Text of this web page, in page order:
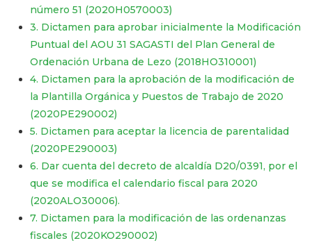
número 51 (2020H0570003)
3. Dictamen para aprobar inicialmente la Modificación
Puntual del AOU 31 SAGASTI del Plan General de
Ordenación Urbana de Lezo (2018HO310001)
4. Dictamen para la aprobación de la modificación de
la Plantilla Orgánica y Puestos de Trabajo de 2020
(2020PE290002)
5. Dictamen para aceptar la licencia de parentalidad
(2020PE290003)
6. Dar cuenta del decreto de alcaldía D20/0391, por el
que se modifica el calendario fiscal para 2020
(2020ALO30006).
7. Dictamen para la modificación de las ordenanzas
fiscales (2020KO290002)